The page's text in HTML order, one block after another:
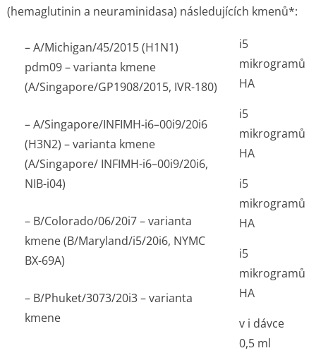
(hemaglutinin a neuraminidasa) následujících kmenů*:
– A/Michigan/45/2015 (H1N1)
pdm09 – varianta kmene
(A/Singapore/GP1908/20­15, IVR-180)
– A/Singapore/INFIMH-i6–00i9/20i6
(H3N2) – varianta kmene
(A/Singapore/ INFIMH-i6–00i9/20i6,
NIB-i04)
– B/Colorado/06/20i7 – varianta
kmene (B/Maryland/i5/20i6, NYMC
BX-69A)
– B/Phuket/3073/20i3 – varianta
kmene
i5
mikrogramů
HA
i5
mikrogramů
HA
i5
mikrogramů
HA
i5
mikrogramů
HA
v i dávce
0,5 ml